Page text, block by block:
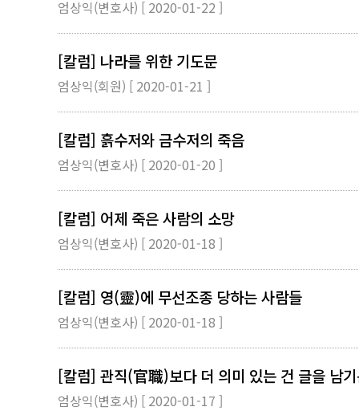
엄상익(변호사) [ 2020-01-22 ]
[칼럼] 나라를 위한 기도문
엄상익(회원) [ 2020-01-21 ]
[칼럼] 흙수저와 금수저의 죽음
엄상익(변호사) [ 2020-01-20 ]
[칼럼] 어제 죽은 사람의 소망
엄상익(변호사) [ 2020-01-18 ]
[칼럼] 영(靈)에 무선조종 당하는 사람들
엄상익(변호사) [ 2020-01-18 ]
[칼럼] 관직(官職)보다 더 의미 있는 건 글을 남기
엄상익(변호사) [ 2020-01-17 ]